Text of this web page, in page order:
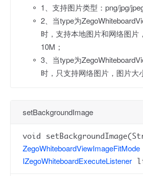
1、支持图片类型：png/jpg/
2、当type为
时，支持本地图片和网络图片
10M；
3、当type为
时，只支持网络图片，图片大
setBackgroundImage
void
ZegoWhiteboardViewImageFitMode
IZegoWhiteboardExecuteListener